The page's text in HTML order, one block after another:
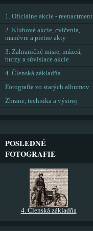
1. Oficiálne akcie - reenactment
2. Klubové akcie, cvičenia,
manévre a pietne akty
3. Zahraničné misie, múzeá,
burzy a súvisiace akcie
4. Členská základňa
Fotografie zo starých albumov
Zbrane, technika a výstroj
POSLEDNÉ
FOTOGRAFIE
4. Členská základňa